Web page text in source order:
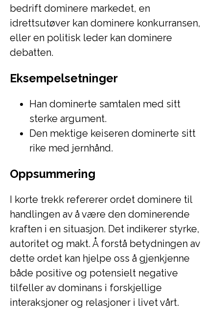
bedrift dominere markedet, en
idrettsutøver kan dominere konkurransen,
eller en politisk leder kan dominere
debatten.
Eksempelsetninger
Han dominerte samtalen med sitt
sterke argument.
Den mektige keiseren dominerte sitt
rike med jernhånd.
Oppsummering
I korte trekk refererer ordet dominere til
handlingen av å være den dominerende
kraften i en situasjon. Det indikerer styrke,
autoritet og makt. Å forstå betydningen av
dette ordet kan hjelpe oss å gjenkjenne
både positive og potensielt negative
tilfeller av dominans i forskjellige
interaksjoner og relasjoner i livet vårt.